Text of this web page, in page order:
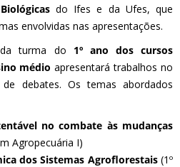
do Ifes e da Ufes, que
envolvidas nas apresentações.
turma do 1º ano dos cursos
médio apresentará trabalhos no
debates. Os temas abordados
no combate às mudanças
Agropecuária I)
dos Sistemas Agroflorestais (1º